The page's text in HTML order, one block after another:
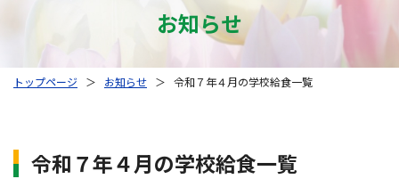
お知らせ
トップページ ＞ お知らせ ＞ 令和７年４月の学校給食一覧
令和７年４月の学校給食一覧